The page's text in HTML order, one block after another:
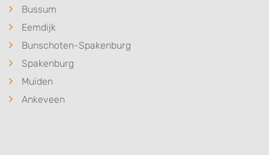
Bussum
Eemdijk
Bunschoten-Spakenburg
Spakenburg
Muiden
Ankeveen